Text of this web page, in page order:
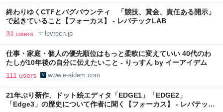
終わりゆくCTFとバグバウンティ 「競技、賞金、責任ある開示」
で起きていること【フォーカス】 - レバテックLAB
31 users levtech.jp
仕事・家庭・個人の優先順位はもっと柔軟に変えていい 40代のわ
たしが10年後の自分に伝えたいこと - りっすん by イーアイデム
111 users www.e-aidem.com
21年ぶり新作、ドット絵エディタ「EDGE1」「EDGE2」
「Edge3」の歴史について作者に聞く【フォーカス】 - レバテック